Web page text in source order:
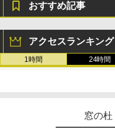
定バ
イン
ライ
定バ
￥
出
ズ (
ンチ
週間
ク
ない
おすすめ記事
アクセスランキング
1時間 24時間
窓の杜